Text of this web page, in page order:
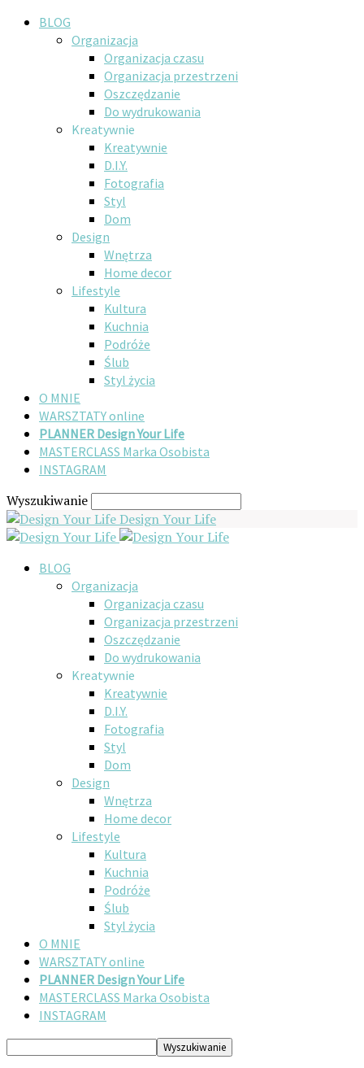
BLOG
Organizacja
Organizacja czasu
Organizacja przestrzeni
Oszczędzanie
Do wydrukowania
Kreatywnie
Kreatywnie
D.I.Y.
Fotografia
Styl
Dom
Design
Wnętrza
Home decor
Lifestyle
Kultura
Kuchnia
Podróże
Ślub
Styl życia
O MNIE
WARSZTATY online
PLANNER Design Your Life
MASTERCLASS Marka Osobista
INSTAGRAM
Wyszukiwanie
Design Your Life
BLOG
Organizacja
Organizacja czasu
Organizacja przestrzeni
Oszczędzanie
Do wydrukowania
Kreatywnie
Kreatywnie
D.I.Y.
Fotografia
Styl
Dom
Design
Wnętrza
Home decor
Lifestyle
Kultura
Kuchnia
Podróże
Ślub
Styl życia
O MNIE
WARSZTATY online
PLANNER Design Your Life
MASTERCLASS Marka Osobista
INSTAGRAM